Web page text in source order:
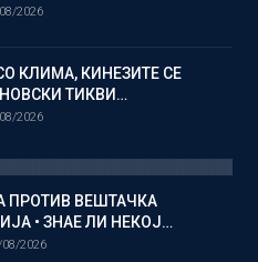
2026
КЛИМА, КИНЕЗИТЕ СЕ
ТИКВИ…
2026
ПРОТИВ ВЕШТАЧКА
• ЗНАЕ ЛИ НЕКОЈ…
08/2026